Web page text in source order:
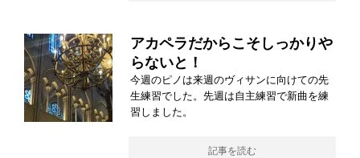
アカペラだからこそしっかりや
らないと！
今週のピノは来週のヴィサンに向けての先
生練習でした。先週は自主練習で新曲を練
習しました。
記事を読む